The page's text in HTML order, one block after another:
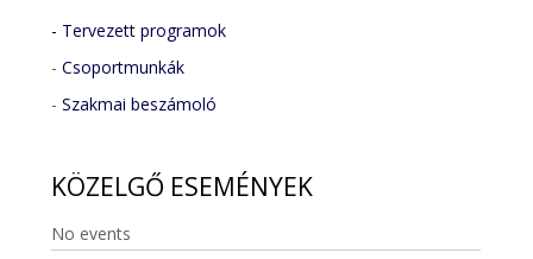
- Tervezett programok
-Csoportmunkák
-Szakmai beszámoló
KÖZELGŐ ESEMÉNYEK
No events